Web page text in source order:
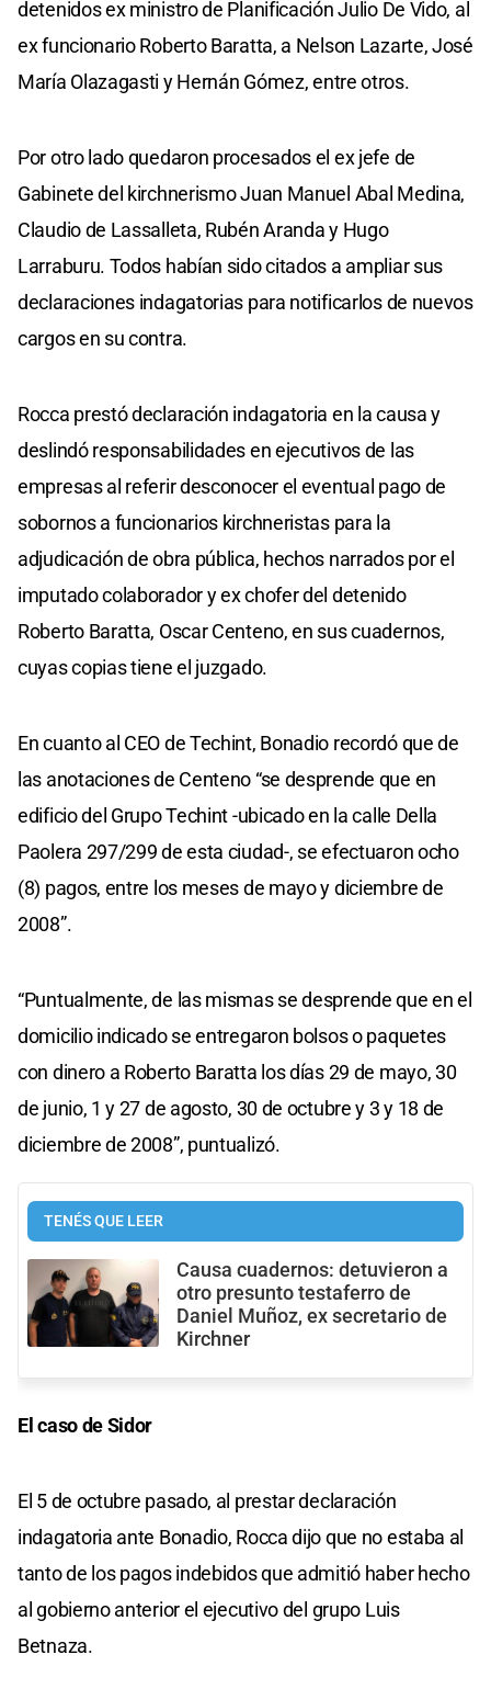
detenidos ex ministro de Planificación Julio De Vido, al
ex funcionario Roberto Baratta, a Nelson Lazarte, José
María Olazagasti y Hernán Gómez, entre otros.
Por otro lado quedaron procesados el ex jefe de
Gabinete del kirchnerismo Juan Manuel Abal Medina,
Claudio de Lassalleta, Rubén Aranda y Hugo
Larraburu. Todos habían sido citados a ampliar sus
declaraciones indagatorias para notificarlos de nuevos
cargos en su contra.
Rocca prestó declaración indagatoria en la causa y
deslindó responsabilidades en ejecutivos de las
empresas al referir desconocer el eventual pago de
sobornos a funcionarios kirchneristas para la
adjudicación de obra pública, hechos narrados por el
imputado colaborador y ex chofer del detenido
Roberto Baratta, Oscar Centeno, en sus cuadernos,
cuyas copias tiene el juzgado.
En cuanto al CEO de Techint, Bonadio recordó que de
las anotaciones de Centeno “se desprende que en
edificio del Grupo Techint -ubicado en la calle Della
Paolera 297/299 de esta ciudad-, se efectuaron ocho
(8) pagos, entre los meses de mayo y diciembre de
2008”.
“Puntualmente, de las mismas se desprende que en el
domicilio indicado se entregaron bolsos o paquetes
con dinero a Roberto Baratta los días 29 de mayo, 30
de junio, 1 y 27 de agosto, 30 de octubre y 3 y 18 de
diciembre de 2008”, puntualizó.
TENÉS QUE LEER
Causa cuadernos: detuvieron a
otro presunto testaferro de
Daniel Muñoz, ex secretario de
Kirchner
El caso de Sidor
El 5 de octubre pasado, al prestar declaración
indagatoria ante Bonadio, Rocca dijo que no estaba al
tanto de los pagos indebidos que admitió haber hecho
al gobierno anterior el ejecutivo del grupo Luis
Betnaza.